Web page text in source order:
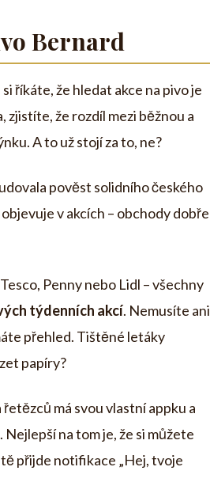
Bernard
říkáte, že hledat akce na pivo je
zjistíte, že rozdíl mezi běžnou a
A to už stojí za to, ne?
pověst solidního českého
v akcích – obchody dobře
Penny nebo Lidl – všechny
týdenních akcí. Nemusíte ani
přehled. Tištěné letáky
papíry?
má svou vlastní appku a
na tom je, že si můžete
přijde notifikace „Hej, tvoje